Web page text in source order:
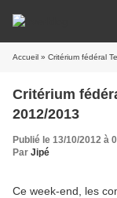
Accueil » Critérium fédéral
Critérium
2012/2013
Publié le 13/10/2012 à
Par Jipé
Ce week-end, les